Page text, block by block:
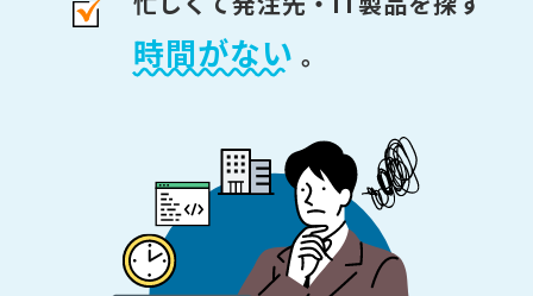
時間がない 。